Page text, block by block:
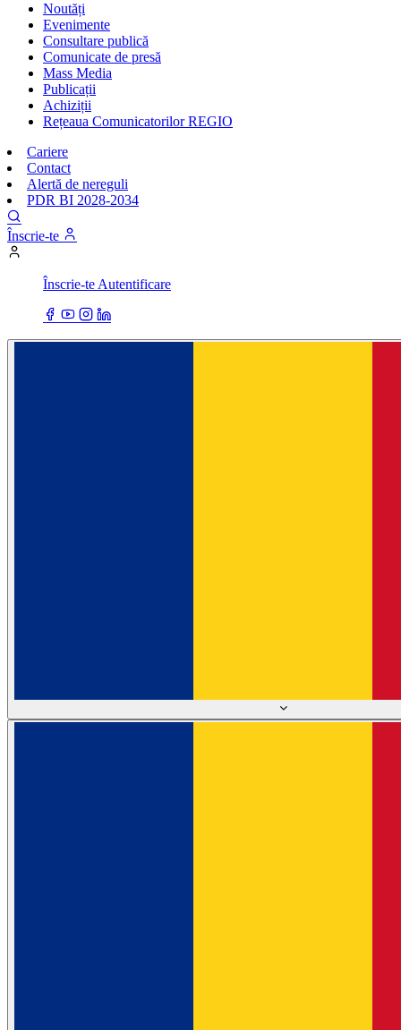
Noutăți
Evenimente
Consultare publică
Comunicate de presă
Mass Media
Publicații
Achiziții
Rețeaua Comunicatorilor REGIO
Cariere
Contact
Alertă de nereguli
PDR BI 2028-2034
Înscrie-te
Înscrie-te Autentificare